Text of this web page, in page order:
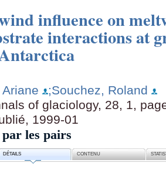
influence on
interactions at
;Souchez, Roland
of glaciology, 28, 1,
1999-01
les pairs
DÉTAILS CONTENU